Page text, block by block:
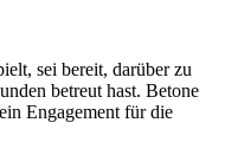
sei bereit, darüber zu
betreut hast. Betone
Engagement für die